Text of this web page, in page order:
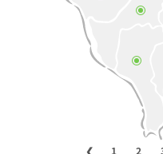
02-29807775
達斯坦有限公司
台北市中山區新生北路
井力體育用品專賣店
❮ 1 2